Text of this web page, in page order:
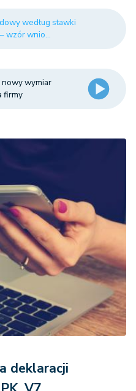
według stawki
wzór wnio...
wymiar
firmy
deklaracji